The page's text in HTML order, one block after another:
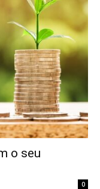
o seu
0